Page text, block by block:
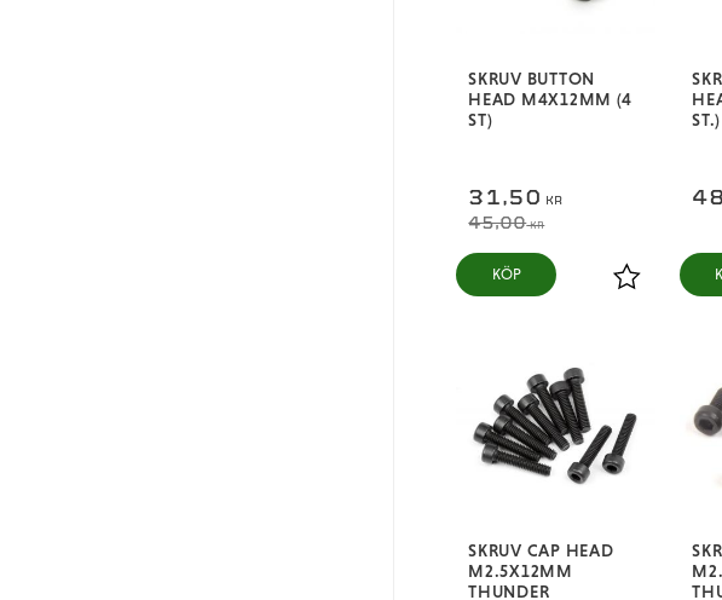
SKRUV BUTTON
HEAD M4X12MM (4
ST)
31,50 KR
45,00KR
Lägg till i
KÖP
ST.)
SKRUV CAP HEAD
M2.5X12MM
THUNDER